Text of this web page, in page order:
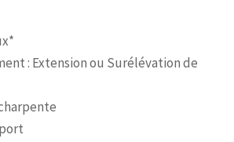
*
: Extension ou Surélévation de